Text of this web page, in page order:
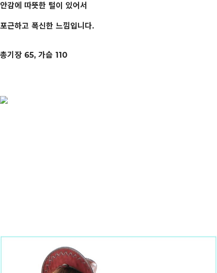
안감에 따뜻한 털이 있어서
포근하고 폭신한 느낌입니다.
총기장 65, 가슴 110